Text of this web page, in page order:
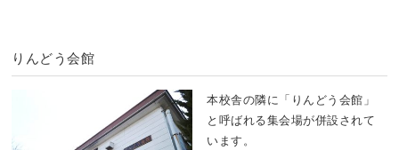
りんどう会館
本校舎の隣に「りんどう会館」
と呼ばれる集会場が併設されて
います。